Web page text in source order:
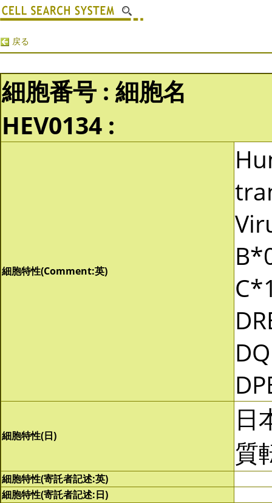
戻る
細胞番号 : 細胞名
HEV0134 :
細胞特性(Comment:英)
細胞特性(日)
日
質
細胞特性(寄託者記述:英)
細胞特性(寄託者記述:日)